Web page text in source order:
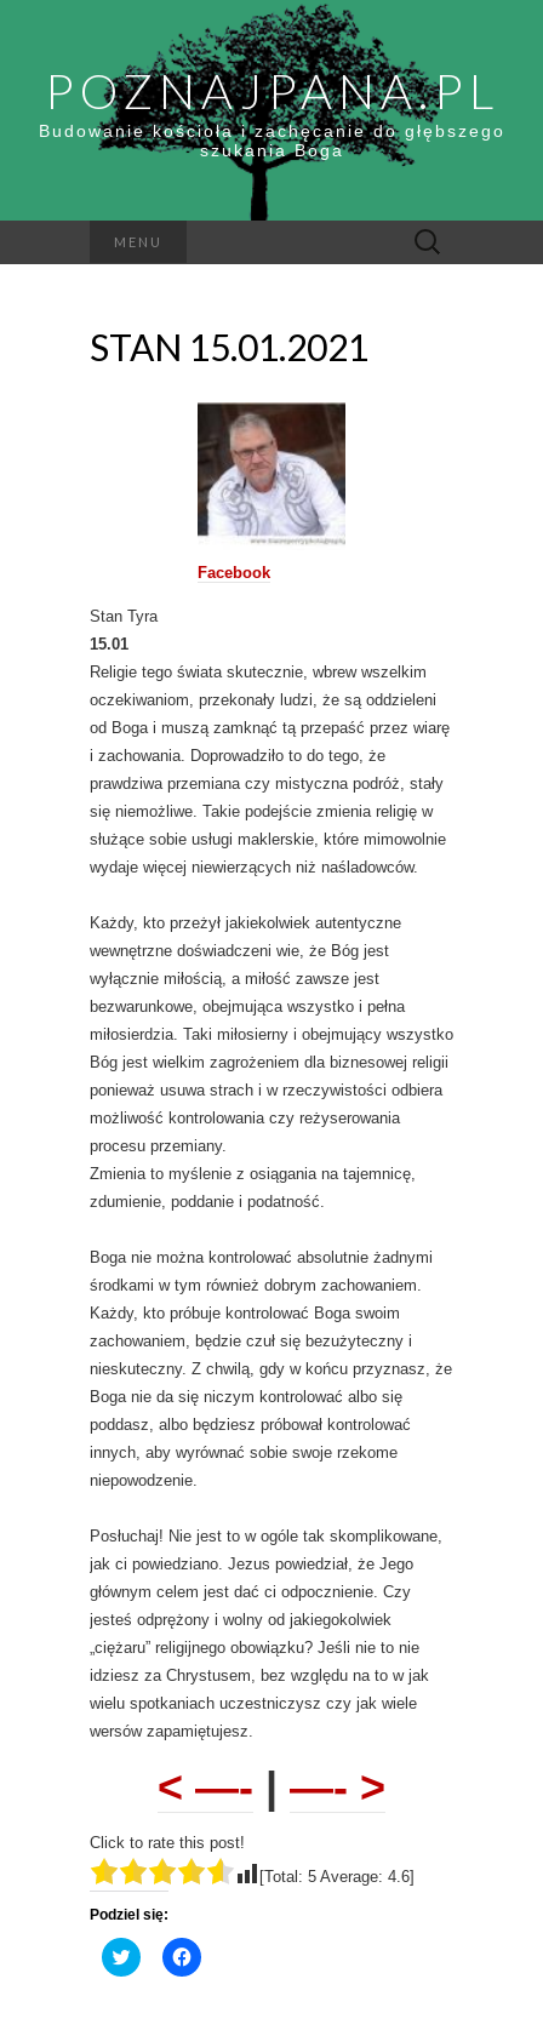
POZNAJPANA.PL
Budowanie kościoła i zachęcanie do głębszego
szukania Boga
MENU Szukaj:
STAN 15.01.2021
Facebook
Stan Tyra
15.01
Religie tego świata skutecznie, wbrew wszelkim
oczekiwaniom, przekonały ludzi, że są oddzieleni
od Boga i muszą zamknąć tą przepaść przez wiarę
i zachowania. Doprowadziło to do tego, że
prawdziwa przemiana czy mistyczna podróż, stały
się niemożliwe. Takie podejście zmienia religię w
służące sobie usługi maklerskie, które mimowolnie
wydaje więcej niewierzących niż naśladowców.
Każdy, kto przeżył jakiekolwiek autentyczne
wewnętrzne doświadczeni wie, że Bóg jest
wyłącznie miłością, a miłość zawsze jest
bezwarunkowe, obejmująca wszystko i pełna
miłosierdzia. Taki miłosierny i obejmujący wszystko
Bóg jest wielkim zagrożeniem dla biznesowej religii
ponieważ usuwa strach i w rzeczywistości odbiera
możliwość kontrolowania czy reżyserowania
procesu przemiany.
Zmienia to myślenie z osiągania na tajemnicę,
zdumienie, poddanie i podatność.
Boga nie można kontrolować absolutnie żadnymi
środkami w tym również dobrym zachowaniem.
Każdy, kto próbuje kontrolować Boga swoim
zachowaniem, będzie czuł się bezużyteczny i
nieskuteczny. Z chwilą, gdy w końcu przyznasz, że
Boga nie da się niczym kontrolować albo się
poddasz, albo będziesz próbował kontrolować
innych, aby wyrównać sobie swoje rzekome
niepowodzenie.
Posłuchaj! Nie jest to w ogóle tak skomplikowane,
jak ci powiedziano. Jezus powiedział, że Jego
głównym celem jest dać ci odpocznienie. Czy
jesteś odprężony i wolny od jakiegokolwiek
„ciężaru” religijnego obowiązku? Jeśli nie to nie
idziesz za Chrystusem, bez względu na to w jak
wielu spotkaniach uczestniczysz czy jak wiele
wersów zapamiętujesz.
< —- | —- >
Click to rate this post!
[Total: 5 Average: 4.6]
Podziel się:
C
l
C
l